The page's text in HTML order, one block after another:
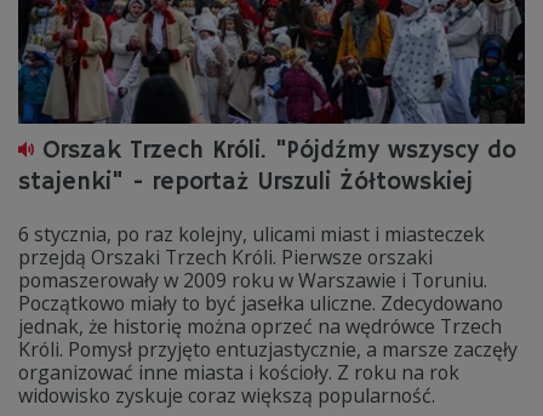
Orszak Trzech Króli. "Pójdźmy wszyscy do
stajenki" - reportaż Urszuli Żółtowskiej
6 stycznia, po raz kolejny, ulicami miast i miasteczek
przejdą Orszaki Trzech Króli. Pierwsze orszaki
pomaszerowały w 2009 roku w Warszawie i Toruniu.
Początkowo miały to być jasełka uliczne. Zdecydowano
jednak, że historię można oprzeć na wędrówce Trzech
Króli. Pomysł przyjęto entuzjastycznie, a marsze zaczęły
organizować inne miasta i kościoły. Z roku na rok
widowisko zyskuje coraz większą popularność.